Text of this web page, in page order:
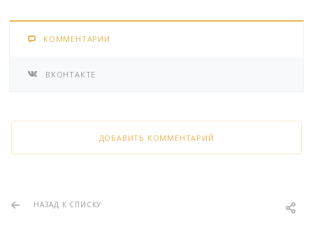
КОММЕНТАРИИ
ВКОНТАКТЕ
ДОБАВИТЬ КОММЕНТАРИЙ
НАЗАД К СПИСКУ